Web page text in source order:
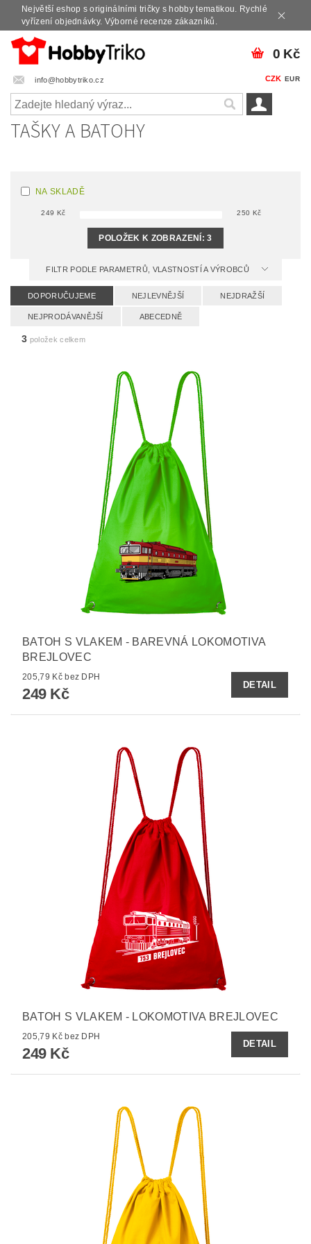
Největší eshop s originálními tričky s hobby tematikou. Rychlé
vyřízení objednávky. Výborné recenze zákazníků.
info@hobbytriko.cz CZK EUR
0 Kč
TAŠKY A BATOHY
NA SKLADĚ
249 Kč 250 Kč
POLOŽEK K ZOBRAZENÍ:3
FILTR PODLE PARAMETRŮ, VLASTNOSTÍ A VÝROBCŮ
DOPORUČUJEME NEJLEVNĚJŠÍ NEJDRAŽŠÍ
NEJPRODÁVANĚJŠÍ ABECEDNĚ
3 položek celkem
BATOH S VLAKEM - BAREVNÁ LOKOMOTIVA
BREJLOVEC
205,79 Kč bez DPH
249 Kč
DETAIL
BATOH S VLAKEM - LOKOMOTIVA BREJLOVEC
205,79 Kč bez DPH
249 Kč
DETAIL